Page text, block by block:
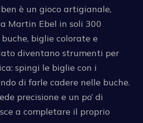
è un gioco artigianale,
Martin Ebel in soli 300
biglie colorate e
diventano strumenti per
spingi le biglie con i
di farle cadere nelle buche.
precisione e un po’ di
a completare il proprio